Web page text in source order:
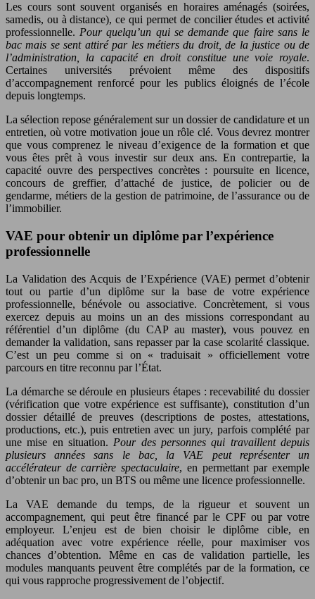
Les cours sont souvent organisés en horaires aménagés (soirées,
samedis, ou à distance), ce qui permet de concilier études et activité
professionnelle. Pour quelqu’un qui se demande que faire sans le
bac mais se sent attiré par les métiers du droit, de la justice ou de
l’administration, la capacité en droit constitue une voie royale.
Certaines universités prévoient même des dispositifs
d’accompagnement renforcé pour les publics éloignés de l’école
depuis longtemps.
La sélection repose généralement sur un dossier de candidature et un
entretien, où votre motivation joue un rôle clé. Vous devrez montrer
que vous comprenez le niveau d’exigence de la formation et que
vous êtes prêt à vous investir sur deux ans. En contrepartie, la
capacité ouvre des perspectives concrètes : poursuite en licence,
concours de greffier, d’attaché de justice, de policier ou de
gendarme, métiers de la gestion de patrimoine, de l’assurance ou de
l’immobilier.
VAE pour obtenir un diplôme par l’expérience
professionnelle
La Validation des Acquis de l’Expérience (VAE) permet d’obtenir
tout ou partie d’un diplôme sur la base de votre expérience
professionnelle, bénévole ou associative. Concrètement, si vous
exercez depuis au moins un an des missions correspondant au
référentiel d’un diplôme (du CAP au master), vous pouvez en
demander la validation, sans repasser par la case scolarité classique.
C’est un peu comme si on « traduisait » officiellement votre
parcours en titre reconnu par l’État.
La démarche se déroule en plusieurs étapes : recevabilité du dossier
(vérification que votre expérience est suffisante), constitution d’un
dossier détaillé de preuves (descriptions de postes, attestations,
productions, etc.), puis entretien avec un jury, parfois complété par
une mise en situation. Pour des personnes qui travaillent depuis
plusieurs années sans le bac, la VAE peut représenter un
accélérateur de carrière spectaculaire, en permettant par exemple
d’obtenir un bac pro, un BTS ou même une licence professionnelle.
La VAE demande du temps, de la rigueur et souvent un
accompagnement, qui peut être financé par le CPF ou par votre
employeur. L’enjeu est de bien choisir le diplôme cible, en
adéquation avec votre expérience réelle, pour maximiser vos
chances d’obtention. Même en cas de validation partielle, les
modules manquants peuvent être complétés par de la formation, ce
qui vous rapproche progressivement de l’objectif.